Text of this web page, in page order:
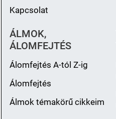
Kapcsolat
ÁLMOK,
ÁLOMFEJTÉS
Álomfejtés A-tól Z-ig
Álomfejtés
Álmok témakörű cikkeim